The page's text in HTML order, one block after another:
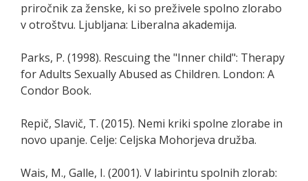
priročnik za ženske, ki so preživele spolno zlorabo
v otroštvu. Ljubljana: Liberalna akademija.
Parks, P. (1998). Rescuing the "Inner child": Therapy
for Adults Sexually Abused as Children. London: A
Condor Book.
Repič, Slavič, T. (2015). Nemi kriki spolne zlorabe in
novo upanje. Celje: Celjska Mohorjeva družba.
Wais, M., Galle, I. (2001). V labirintu spolnih zlorab: